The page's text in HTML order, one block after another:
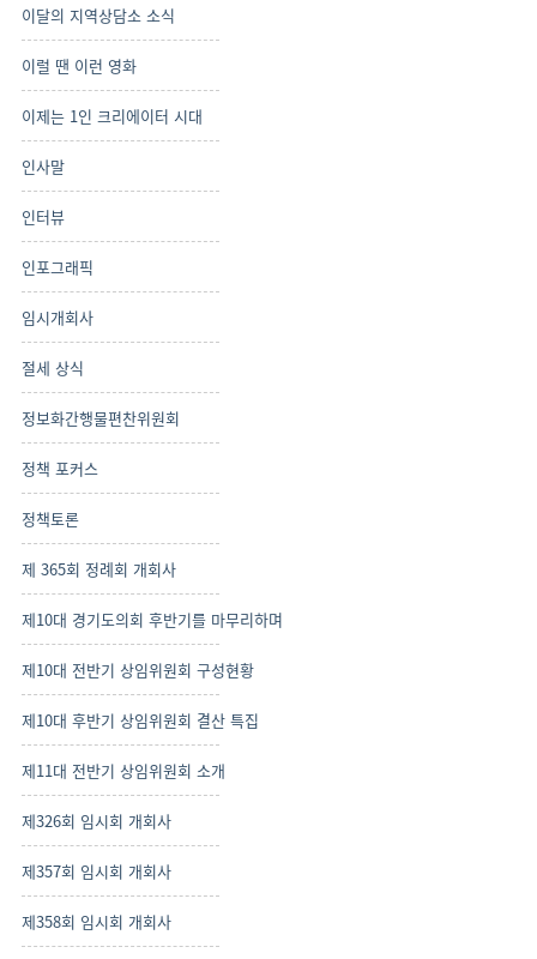
이달의 지역상담소 소식
이럴 땐 이런 영화
이제는 1인 크리에이터 시대
인사말
인터뷰
인포그래픽
임시개회사
절세 상식
정보화간행물편찬위원회
정책 포커스
정책토론
제 365회 정례회 개회사
제10대 경기도의회 후반기를 마무리하며
제10대 전반기 상임위원회 구성현황
제10대 후반기 상임위원회 결산 특집
제11대 전반기 상임위원회 소개
제326회 임시회 개회사
제357회 임시회 개회사
제358회 임시회 개회사